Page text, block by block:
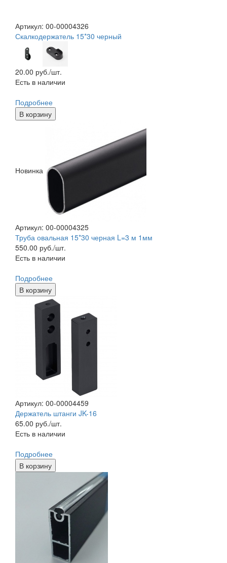
Артикул: 00-00004326
Скалкодержатель 15*30 черный
20.00 руб./шт.
Есть в наличии
Подробнее
В корзину
Новинка
Артикул: 00-00004325
Труба овальная 15*30 черная L=3 м 1мм
550.00 руб./шт.
Есть в наличии
Подробнее
В корзину
Артикул: 00-00004459
Держатель штанги JK-16
65.00 руб./шт.
Есть в наличии
Подробнее
В корзину